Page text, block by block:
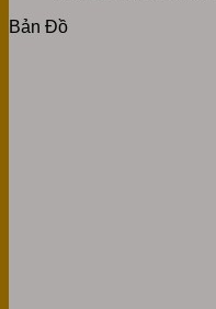
Bản Đồ